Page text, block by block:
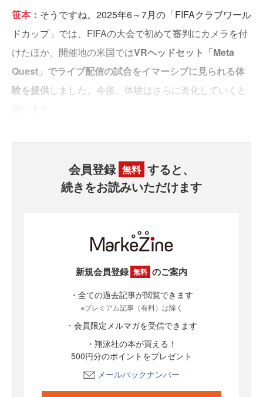
笹本： そうですね。2025年6～7月の「FIFAクラブワール
ドカップ」では、FIFAの大会で初めて審判にカメラを付
けたほか、開催地の米国ではVRヘッドセット「Meta
Quest」でライブ配信の試合をイマーシブに見られる体
験を提供しました。今後、体験はさらに進化していくと
会員登録 無料 すると、
続きをお読みいただけます
新規会員登録 無料 のご案内
・全ての過去記事が閲覧できます
※プレミアム記事（有料）は除く
・会員限定メルマガを受信できます
・翔泳社の本が買える！
500円分のポイントをプレゼント
メールバックナンバー